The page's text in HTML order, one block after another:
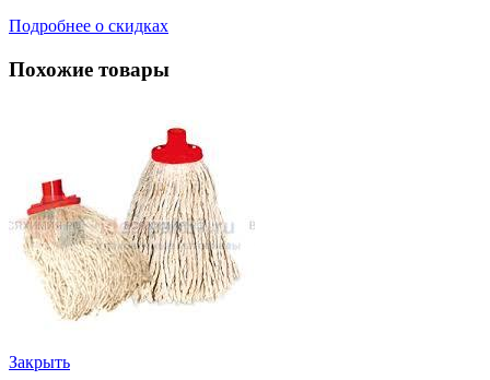
Подробнее о скидках
Похожие товары
Закрыть